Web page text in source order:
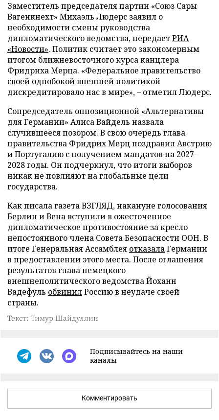
Заместитель председателя партии «Союз Сары
Вагенкнехт» Михаэль Людерс заявил о
необходимости смены руководства
дипломатического ведомства, передаетРИА
«Новости». Политик считает это закономерным
итогом ближневосточного курса канцлера
Фридриха Мерца. «Федеральное правительство
своей однобокой внешней политикой
дискредитировало нас в мире», – отметил Людерс.
Сопредседатель оппозиционной «Альтернативы
для Германии» Алиса Вайдель назвала
случившееся позором. В свою очередь глава
правительства Фридрих Мерц поздравил Австрию
и Португалию с получением мандатов на 2027-
2028 годы. Он подчеркнул, что итоги выборов
никак не повлияют на глобальные цели
государства.
Как писала газета ВЗГЛЯД, накануне голосования
Берлин и Венавступилив ожесточенное
дипломатическое противостояние за кресло
непостоянного члена Совета Безопасности ООН. В
итоге Генеральная Ассамблея отказалаГермании
в предоставлении этого места. После оглашения
результатов глава немецкого
внешнеполитического ведомства Йоханн
Вадефуль обвинилРоссию в неудаче своей
страны.
Текст: Тимур Шайдуллин
Подписывайтесь на наши
каналы
Комментировать